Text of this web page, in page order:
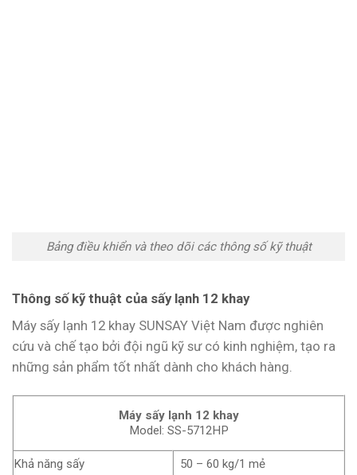
Bảng điều khiển và theo dõi các thông số kỹ thuật
Thông số kỹ thuật của sấy lạnh 12 khay
Máy sấy lạnh 12 khay SUNSAY Việt Nam được nghiên
cứu và chế tạo bởi đội ngũ kỹ sư có kinh nghiệm, tạo ra
những sản phẩm tốt nhất dành cho khách hàng.
Máy sấy lạnh 12 khay
Model: SS-5712HP
Khả năng sấy
50 – 60 kg/1 mẻ